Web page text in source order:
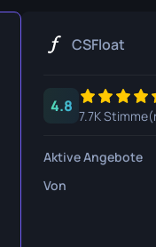
CSFloat
4.8
7.7K
Aktive Angebote
Von